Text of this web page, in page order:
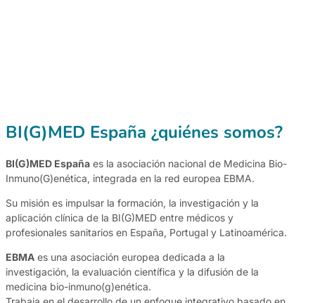
BI(G)MED España ¿quiénes somos?
BI(G)MED España es la asociación nacional de Medicina Bio-
Inmuno(G)enética, integrada en la red europea EBMA.
Su misión es impulsar la formación, la investigación y la
aplicación clínica de la BI(G)MED entre médicos y
profesionales sanitarios en España, Portugal y Latinoamérica.
EBMA es una asociación europea dedicada a la
investigación, la evaluación científica y la difusión de la
medicina bio-inmuno(g)enética.